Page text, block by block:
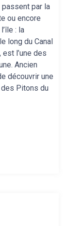
par la
ou encore
: la
long du Canal
l’une des
Ancien
découvrir une
Pitons du